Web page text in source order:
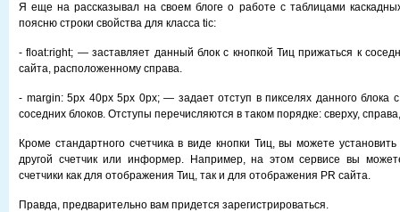
Я еще на рассказывал на своем блоге о работе с таблицами
поясню строки свойства для класса tic:
- float:right; — заставляет данный блок с кнопкой Тиц прижаться к
сайта, расположенному справа.
- margin: 5px 40px 5px 0px; — задает отступ в пикселях данного блока
соседних блоков. Отступы перечисляются в таком порядке: сверху,
Кроме стандартного счетчика в виде кнопки Тиц, вы можете
другой счетчик или информер. Например, на этом сервисе вы
счетчики как для отображения Тиц, так и для отображения PR сайта.
Правда, предварительно вам придется зарегистрироваться.